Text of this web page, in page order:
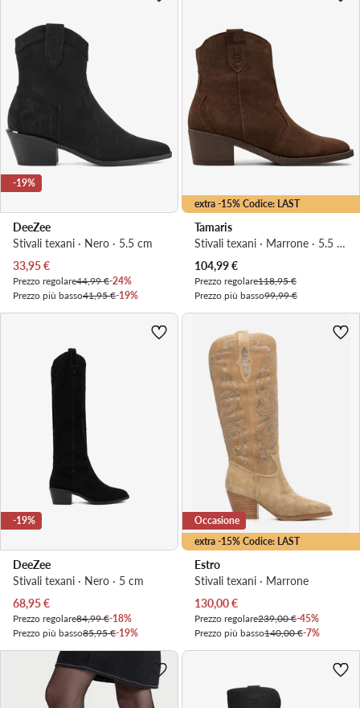
-19%
DeeZee
Stivali texani · Nero · 5.5 cm
Prezzo attuale
33,95€
Prezzo regolare44,99 €-24%
Prezzo più basso41,95 €-19%
extra -15% Codice: LAST
Tamaris
Stivali texani · Marrone · 5.5 cm
Prezzo attuale
104,99€
Prezzo regolare118,95 €
Prezzo più basso99,99 €
-19%
DeeZee
Stivali texani · Nero · 5 cm
Prezzo attuale
68,95€
Prezzo regolare84,99 €-18%
Prezzo più basso85,95 €-19%
extra -15% Codice: LAST
Occasione
Estro
Stivali texani · Marrone
Prezzo attuale
130,00€
Prezzo regolare239,00 €-45%
Prezzo più basso140,00 €-7%